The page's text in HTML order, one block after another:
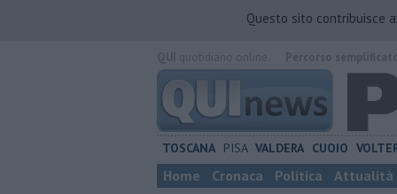
Questo sito contribuisce
TOSCANA PISA VALDERA CUOIO
Home Cronaca Politica Attualità